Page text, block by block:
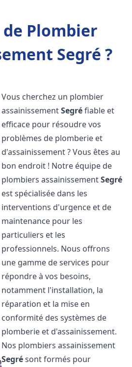
Plombier
Segré ?
Vous cherchez un plombier
assainissementSegréfiable et
efficace pour résoudre vos
problèmes de plomberie et
d'assainissement ? Vous êtes au
bon endroit ! Notre équipe de
plombiers assainissementSegré
est spécialisée dans les
interventions d'urgence et de
maintenance pour les
particuliers et les
professionnels. Nous offrons
une gamme de services pour
répondre à vos besoins,
notamment l'installation, la
réparation et la mise en
conformité des systèmes de
plomberie et d'assainissement.
Nos plombiers assainissement
Segrésont formés pour